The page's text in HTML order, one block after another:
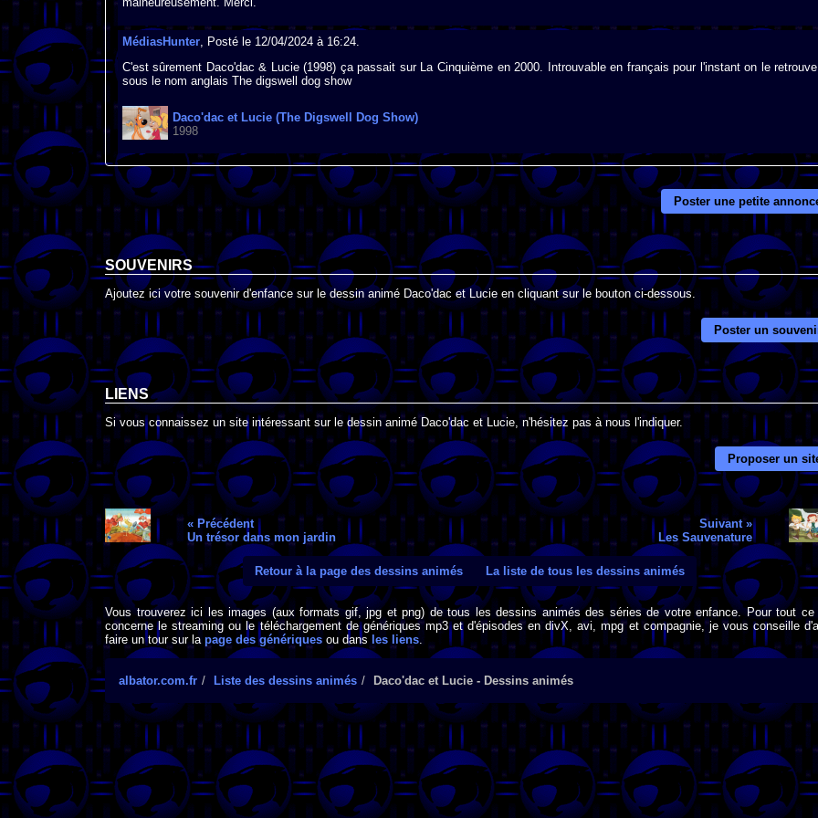
MédiasHunter, Posté le 12/04/2024 à 16:24.
C'est sûrement Daco'dac & Lucie (1998) ça passait sur La Cinquième en 2000. Introuvable en français pour l'instant on le retrouve
sous le nom anglais The digswell dog show
Daco'dac et Lucie (The Digswell Dog Show)
1998
Poster une petite
SOUVENIRS
Ajoutez ici votre souvenir d'enfance sur le dessin animé Daco'dac et Lucie en cliquant sur le bouton ci-dessous.
Poster un
LIENS
Si vous connaissez un site intéressant sur le dessin animé Daco'dac et Lucie, n'hésitez pas à nous l'indiquer.
Proposer un
« Précédent
Un trésor dans mon jardin
Suivant »
Les Sauvenature
Retour à la page des dessins animés La liste de tous les dessins animés
Vous trouverez ici les images (aux formats gif, jpg et png) de tous les dessins animés des séries de votre enfance. Pour tout ce
concerne le streaming ou le téléchargement de génériques mp3 et d'épisodes en divX, avi, mpg et compagnie, je vous conseille
faire un tour sur la page des génériques ou dans les liens
albator.com.fr Liste des dessins animés Daco'dac et Lucie - Dessins animés